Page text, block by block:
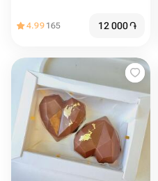
4.99 165 12 000֏